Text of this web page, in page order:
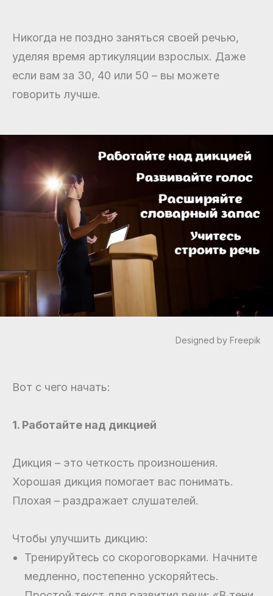
Никогда не поздно заняться своей речью,
уделяя время артикуляции взрослых. Даже
если вам за 30, 40 или 50 – вы можете
говорить лучше.
Designed by Freepik
Вот с чего начать:
1. Работайте над дикцией
Дикция – это четкость произношения.
Хорошая дикция помогает вас понимать.
Плохая – раздражает слушателей.
Чтобы улучшить дикцию:
Тренируйтесь со скороговорками. Начните
медленно, постепенно ускоряйтесь.